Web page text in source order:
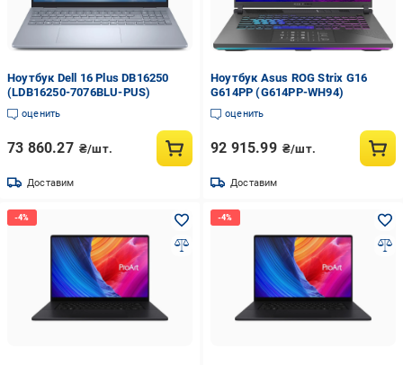
Ноутбук Dell 16 Plus DB16250
(LDB16250-7076BLU-PUS)
оценить
73 860.27 ₴/шт.
Доставим
Ноутбук Asus ROG Strix G16
G614PP (G614PP-WH94)
оценить
92 915.99 ₴/шт.
Доставим